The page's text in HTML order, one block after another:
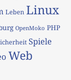
Leben Linux
OpenMoko PHP
Spiele
Web